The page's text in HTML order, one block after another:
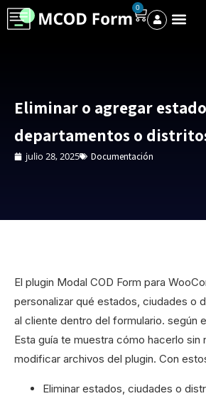
0
Eliminar o agregar
departamentos o
julio 28, 2025 Documentación
El plugin Modal COD Form para
personalizar qué estados, ciudades o
al cliente dentro del formulario. según
Esta guía te muestra cómo hacerlo sin
modificar archivos del plugin. Con
Eliminar estados, ciudades o